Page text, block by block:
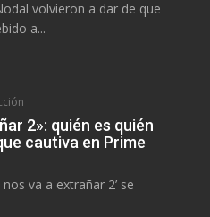
volvieron a dar de que
a...
2»: quién es quién
cautiva en Prime
va a extrañar 2’ se